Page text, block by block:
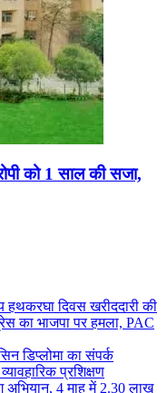
को 1 साल की सजा,
हथकरघा दिवस खरीददारी की
का भाजपा पर हमला, PAC
डिप्लोमा का संपर्क
प्रशिक्षण
4 माह में 2.30 लाख